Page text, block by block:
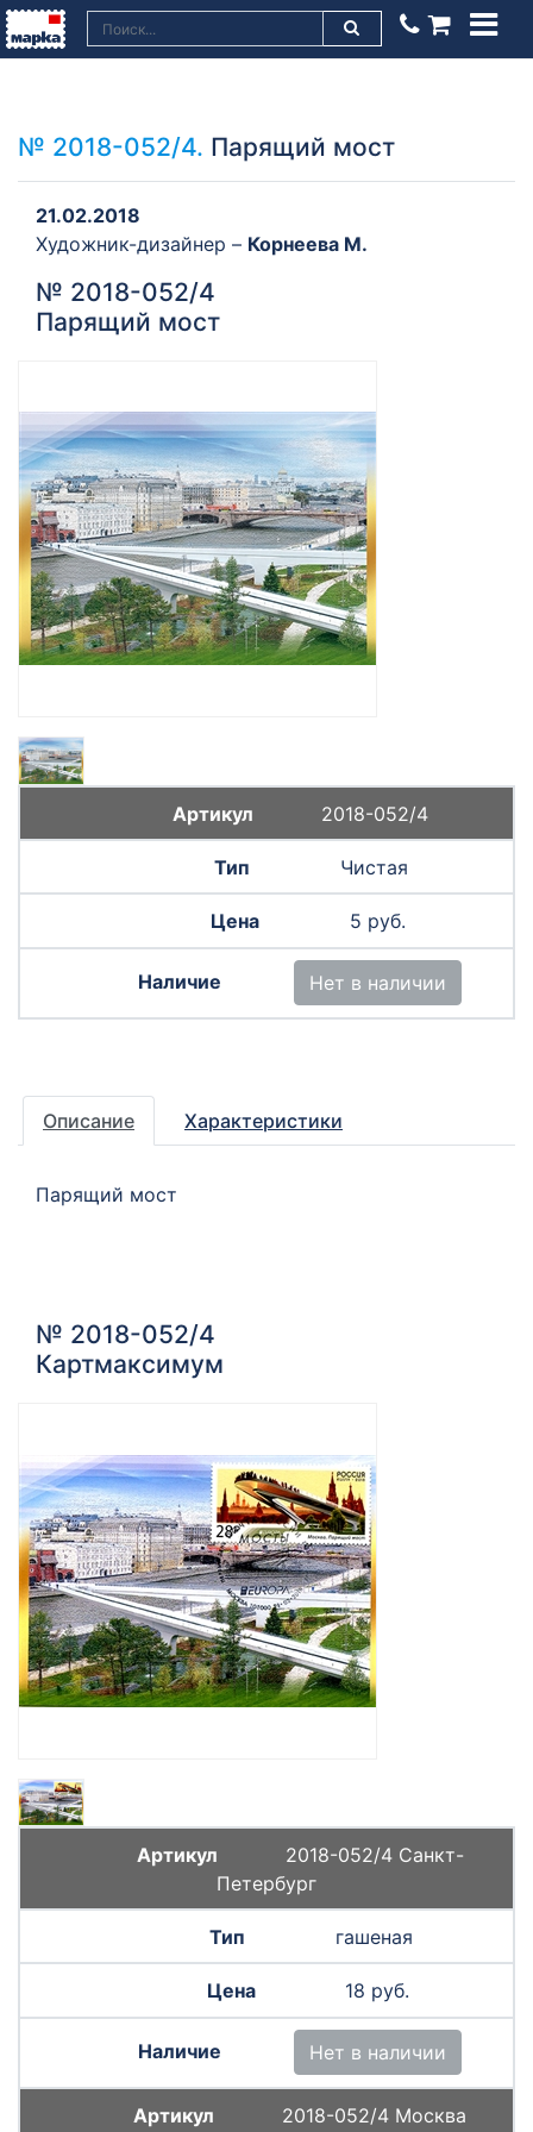
№ 2018-052/4. Парящий мост
21.02.2018
Художник-дизайнер – Корнеева М.
№ 2018-052/4
Парящий мост
2018-052/4
Чистая
5 руб.
Нет в наличии
Описание Характеристики
Парящий мост
№ 2018-052/4
Картмаксимум
2018-052/4 Санкт-
Петербург
гашеная
18 руб.
Нет в наличии
2018-052/4 Москва